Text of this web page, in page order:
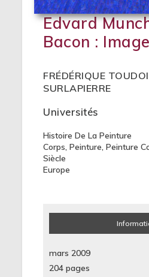
Edvard
Bacon :
FRÉDÉRIQUE
SURLAPIERRE
Universités
Histoire De La Peinture
Corps,Peinture,Peinture
Siècle
Europe
mars 2009
204 pages